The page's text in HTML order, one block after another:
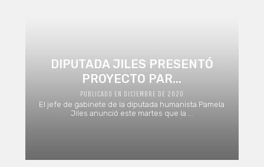
DIPUTADA JILES PRESENTÓ
PROYECTO PAR...
PUBLICADO EN DICIEMBRE DE 2020
El jefe de gabinete de la diputada humanista Pamela
Jiles anunció este martes que la ...